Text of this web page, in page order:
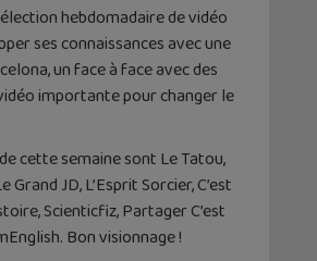
hebdomadaire de vidéo
ses connaissances avec une
un face à face avec des
importante pour changer le
cette semaine sont Le Tatou,
Grand JD, L’Esprit Sorcier, C’est
Scienticfiz, Partager C’est
Bon visionnage !